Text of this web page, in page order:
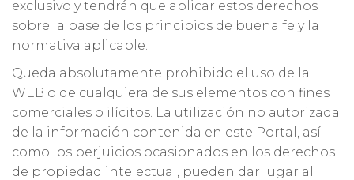
exclusivo y tendrán que aplicar estos derechos
sobre la base de los principios de buena fe y la
normativa aplicable.
Queda absolutamente prohibido el uso de la
WEB o de cualquiera de sus elementos con fines
comerciales o ilícitos. La utilización no autorizada
de la información contenida en este Portal, así
como los perjuicios ocasionados en los derechos
de propiedad intelectual, pueden dar lugar al